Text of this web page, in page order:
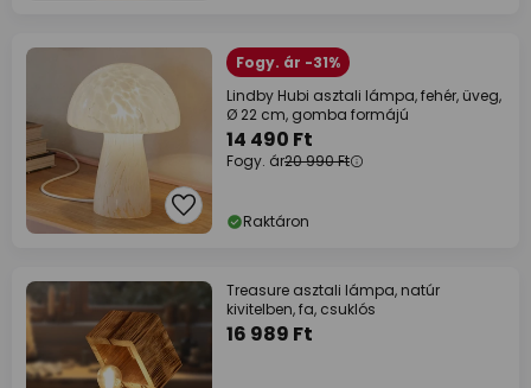
Fogy. ár -31%
Lindby Hubi asztali lámpa, fehér, üveg,
Ø 22 cm, gomba formájú
14 490 Ft
Fogy. ár20 990 Ft
Raktáron
Treasure asztali lámpa, natúr
kivitelben, fa, csuklós
16 989 Ft